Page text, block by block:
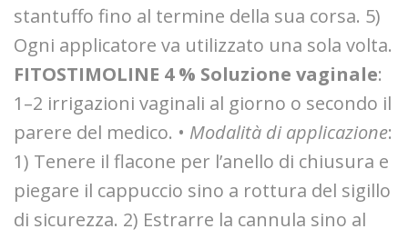
stantuffo fino al termine della sua corsa. 5)
Ogni applicatore va utilizzato una sola volta.
FITOSTIMOLINE 4 % Soluzione vaginale:
1–2 irrigazioni vaginali al giorno o secondo il
parere del medico. • Modalità di applicazione:
1) Tenere il flacone per l’anello di chiusura e
piegare il cappuccio sino a rottura del sigillo
di sicurezza. 2) Estrarre la cannula sino al